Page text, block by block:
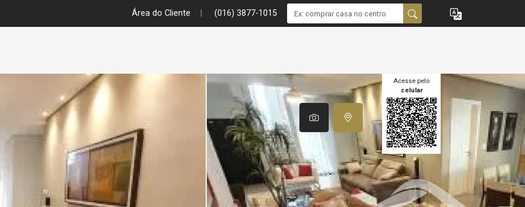
Área do Cliente (016) 3877-1015
Acesse pelo
celular